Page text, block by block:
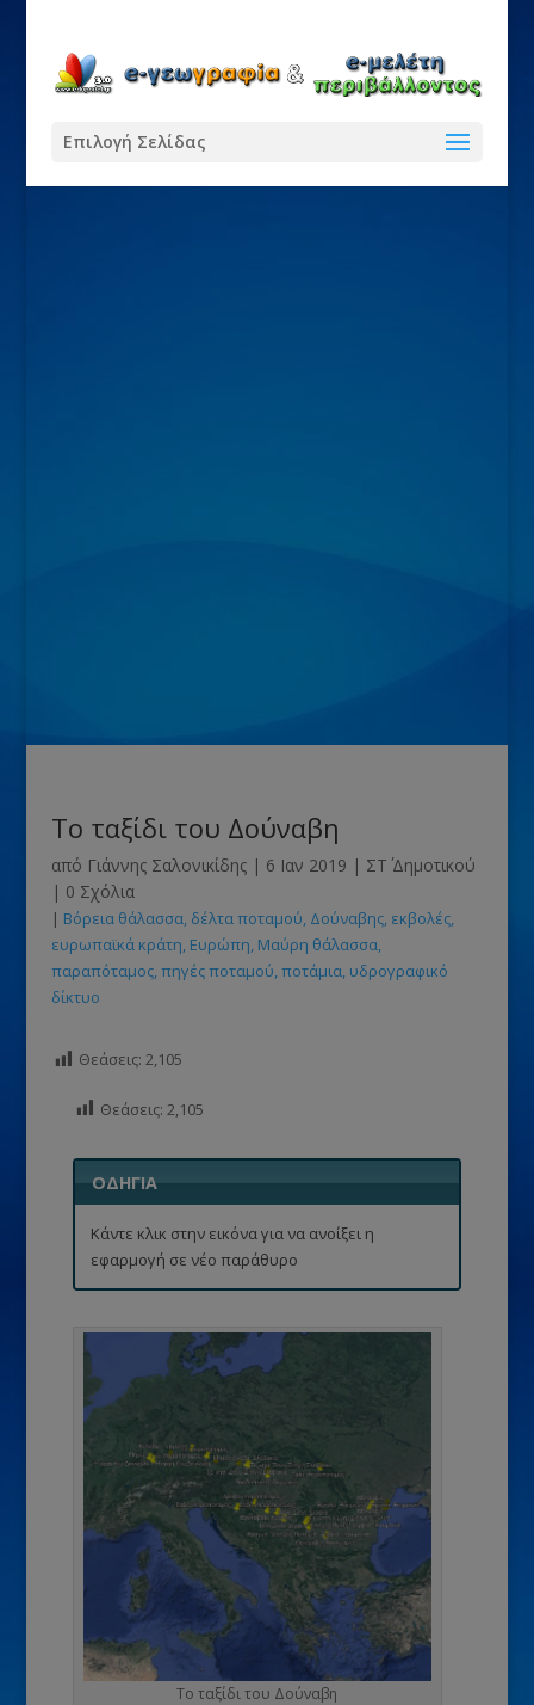
Επιλογή Σελίδας
Το ταξίδι του Δούναβη
από Γιάννης Σαλονικίδης| 6 Ιαν 2019 | ΣΤ΄ Δημοτικού
| 0 Σχόλια
| Βόρεια θάλασσα δέλτα ποταμού Δούναβης εκβολές
ευρωπαϊκά κράτη Ευρώπη Μαύρη θάλασσα
παραπόταμος πηγές ποταμού ποτάμια υδρογραφικό
δίκτυο
Θεάσεις: 2,105
Θεάσεις: 2,105
ΟΔΗΓΙΑ
Κάντε κλικ στην εικόνα για να ανοίξει η
εφαρμογή σε νέο παράθυρο
Το ταξίδι του Δούναβη